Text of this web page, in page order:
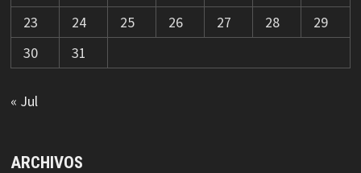
23
24 25 26 27 28
29
30
31
« Jul
ARCHIVOS